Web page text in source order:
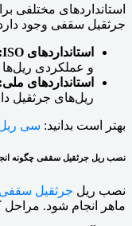
استانداردهای
جرثقیل سقفی وجود دارد.
استانداردهای ISO:
و عملکردی
استانداردهای ملی:
ریل‌های جرثقیل
بهتر است بدانید: سی
نصب ریل جرثقیل سقفی چگونه
نصب ریل جرثقیل سقفی
ماهر انجام شود. مراحل